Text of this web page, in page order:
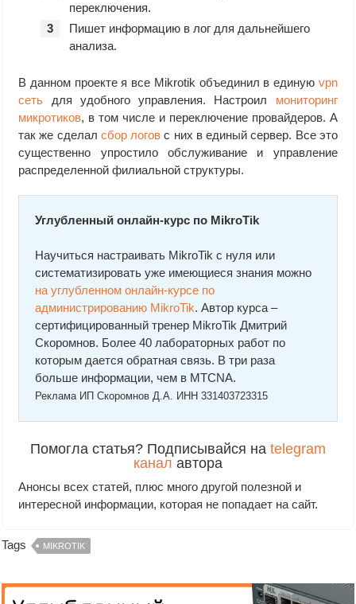
переключения.
Пишет информацию в лог для дальнейшего
анализа.
В данном проекте я все Mikrotik объединил в единую vpn
сеть для удобного управления. Настроил мониторинг
микротиков, в том числе и переключение провайдеров. А
так же сделал сбор логов с них в единый сервер. Все это
существенно упростило обслуживание и управление
распределенной филиальной структуры.
Углубленный онлайн-курс по MikroTik
Научиться настраивать MikroTik с нуля или
систематизировать уже имеющиеся знания можно
на углубленном онлайн-курcе по
администрированию MikroTik. Автор курcа –
сертифицированный тренер MikroTik Дмитрий
Скоромнов. Более 40 лабораторных работ по
которым дается обратная связь. В три раза
больше информации, чем в MTCNA.
Реклама ИП Скоромнов Д.А. ИНН 331403723315
Помогла статья? Подписывайся на telegram
канал автора
Анонсы всех статей, плюс много другой полезной и
интересной информации, которая не попадает на сайт.
Tags MIKROTIK